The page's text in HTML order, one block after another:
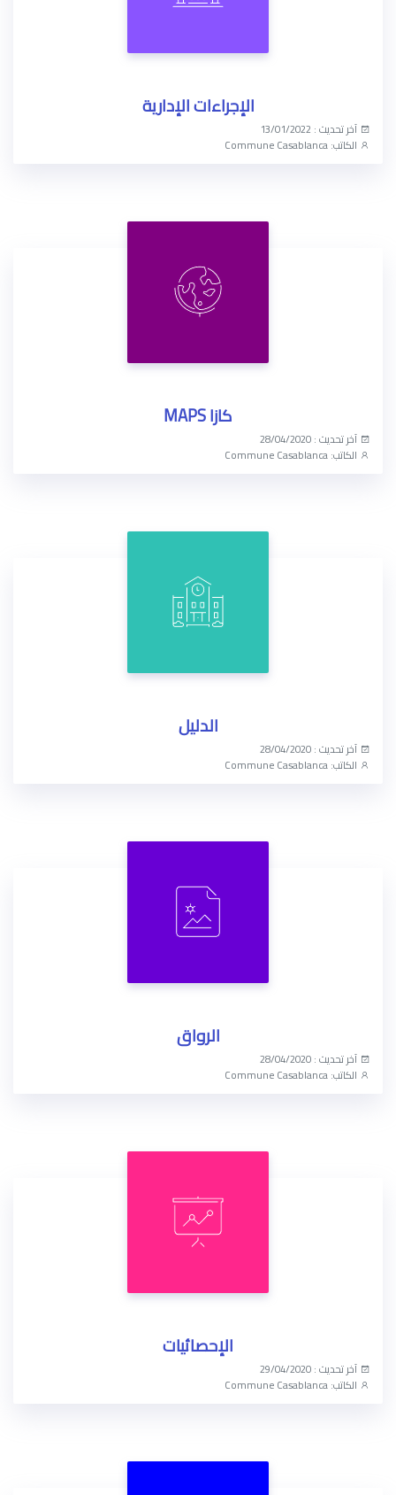
الإجراءات الإدارية
آخر تحديث : 13/01/2022
الكاتب: Commune Casablanca
كازا MAPS
آخر تحديث : 28/04/2020
الكاتب: Commune Casablanca
الدليل
آخر تحديث : 28/04/2020
الكاتب: Commune Casablanca
الرواق
آخر تحديث : 28/04/2020
الكاتب: Commune Casablanca
الإحصائيات
آخر تحديث : 29/04/2020
الكاتب: Commune Casablanca